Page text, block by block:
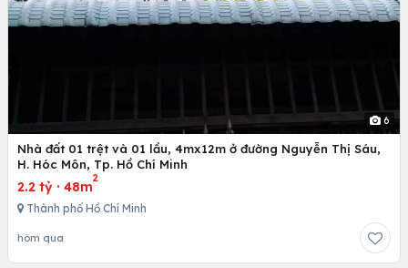
6
Nhà đất 01 trệt và 01 lầu, 4mx12m ở đường Nguyễn Thị Sáu,
H. Hóc Môn, Tp. Hồ Chí Minh
2.2 tỷ · 48m
2
Thành phố Hồ Chí Minh
hôm qua